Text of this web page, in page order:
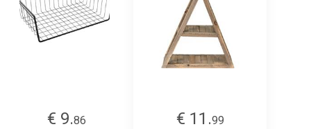
€ 9.86
€ 11.99